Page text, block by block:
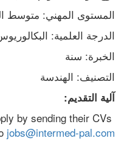
المستوى المهني: متوسط
الدرجة العلمية:
الخبرة: سنة
التصنيف: الهندسة
آلية التقديم:
by sending their CVs
jobs@intermed-pal.com